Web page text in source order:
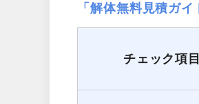
「解体無料見積ガ
チェック項目